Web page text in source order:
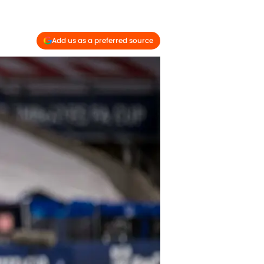
Add us as a preferred source